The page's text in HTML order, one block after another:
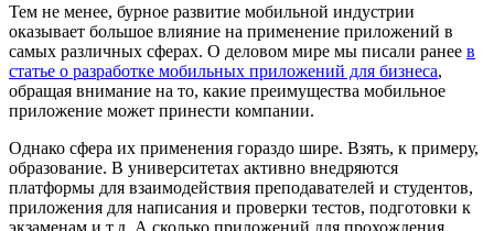
Тем не менее, бурное развитие мобильной индустрии
оказывает большое влияние на применение приложений в
самых различных сферах. О деловом мире мы писали ранее в
статье о разработке мобильных приложений для бизнеса,
обращая внимание на то, какие преимущества мобильное
приложение может принести компании.
Однако сфера их применения гораздо шире. Взять, к примеру,
образование. В университетах активно внедряются
платформы для взаимодействия преподавателей и студентов,
приложения для написания и проверки тестов, подготовки к
экзаменам и т.д. А сколько приложений для прохождения